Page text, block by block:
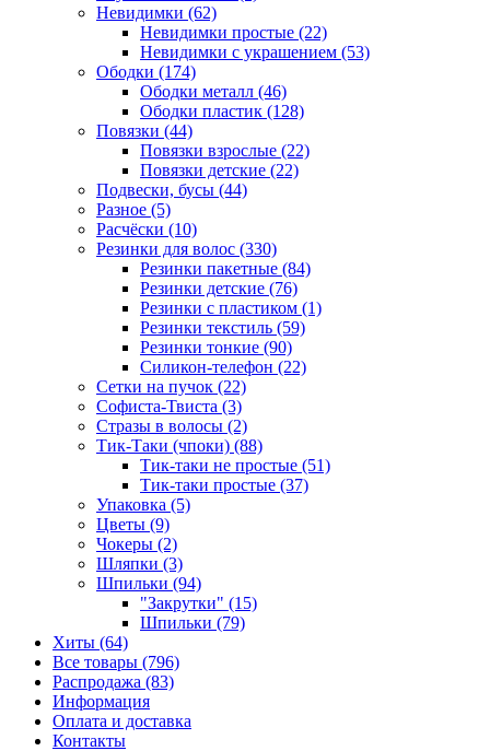
Невидимки (62)
Невидимки простые (22)
Невидимки с украшением (53)
Ободки (174)
Ободки металл (46)
Ободки пластик (128)
Повязки (44)
Повязки взрослые (22)
Повязки детские (22)
Подвески, бусы (44)
Разное (5)
Расчёски (10)
Резинки для волос (330)
Резинки пакетные (84)
Резинки детские (76)
Резинки с пластиком (1)
Резинки текстиль (59)
Резинки тонкие (90)
Силикон-телефон (22)
Сетки на пучок (22)
Софиста-Твиста (3)
Стразы в волосы (2)
Тик-Таки (чпоки) (88)
Тик-таки не простые (51)
Тик-таки простые (37)
Упаковка (5)
Цветы (9)
Чокеры (2)
Шляпки (3)
Шпильки (94)
"Закрутки" (15)
Шпильки (79)
Хиты (64)
Все товары (796)
Распродажа (83)
Информация
Оплата и доставка
Контакты